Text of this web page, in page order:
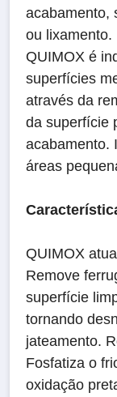
acabamento,
ou lixamento.
QUIMOX é
superfícies
através da
da superfície
acabamento.
áreas
QUIMOX
Remove
superfície
tornando
jateamento.
Fosfatiza o
oxidação